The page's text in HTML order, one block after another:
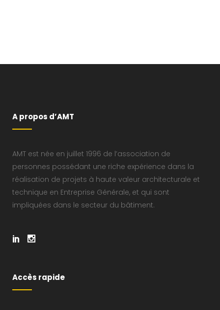
A propos d’AMT
AMT est née en juillet 1996 de l’association de
personnes possédant une riche expérience dans la
réalisation de projets à haute valeur architecturale et
technique en Entreprise Générale, et qui sont
impliquées dans le secteur du bâtiment.
Accès rapide